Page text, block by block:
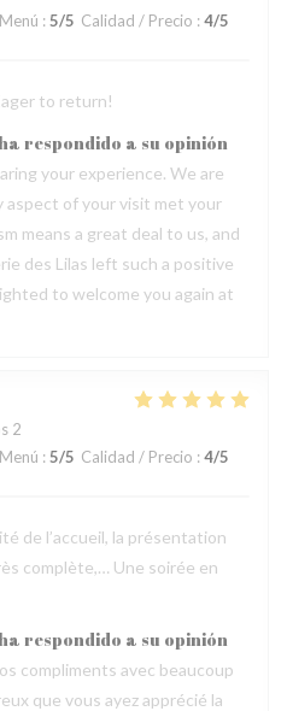
Menú : 5/5 Calidad / Precio : 4/5
to return!
respondido a su opinión
your experience. We are
of your visit met your
means a great deal to us, and
des Lilas left such a positive
to welcome you again at
2
Menú : 5/5 Calidad / Precio : 4/5
de l’accueil, la présentation
complète,… Une soirée en
respondido a su opinión
compliments avec beaucoup
que vous ayez apprécié la